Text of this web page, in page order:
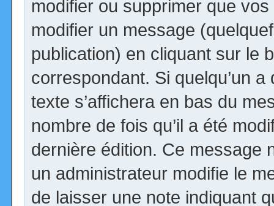
modifier ou supprimer que
modifier un message
publication) en cliquant sur le
correspondant. Si quelqu’un
texte s’affichera en bas du
nombre de fois qu’il a été
dernière édition. Ce message
un administrateur modifie le
de laisser une note indiquant